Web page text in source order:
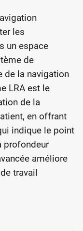
les
un espace
de
de la navigation
LRA est le
de la
en offrant
indique le point
profondeur
améliore
travail